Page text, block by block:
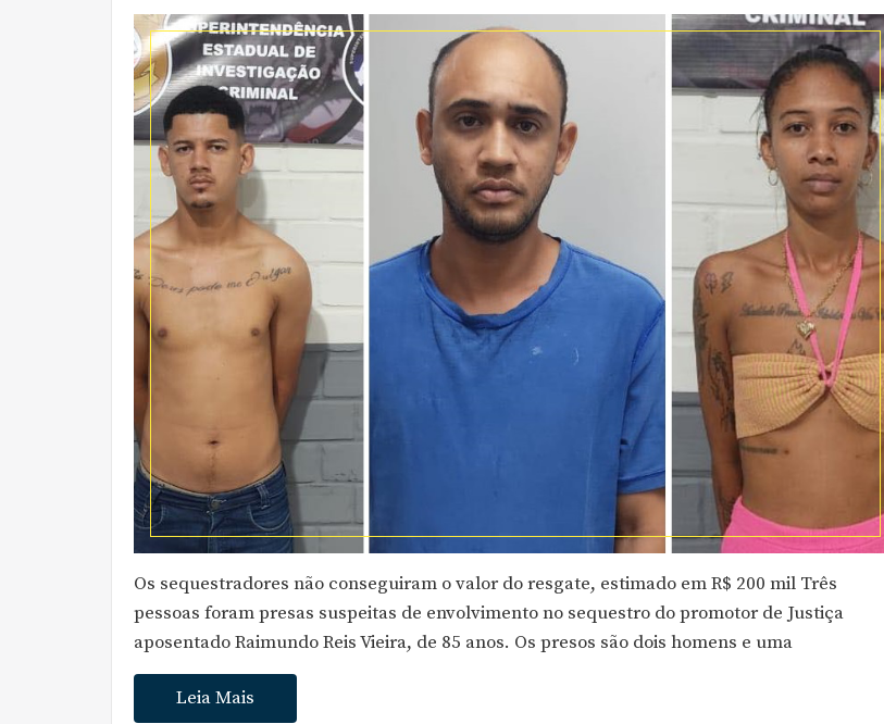
Os sequestradores não conseguiram o valor do resgate, estimado em R$ 200 mil Três
pessoas foram presas suspeitas de envolvimento no sequestro do promotor de Justiça
aposentado Raimundo Reis Vieira, de 85 anos. Os presos são dois homens e uma
Leia Mais